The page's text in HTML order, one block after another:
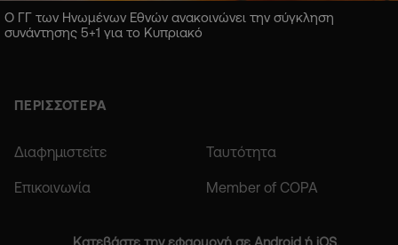
Ο ΓΓ των Ηνωμένων Εθνών ανακοινώνει την σύγκληση
συνάντησης 5+1 για το Κυπριακό
ΠΕΡΙΣΣΟΤΕΡΑ
Διαφημιστείτε Ταυτότητα
Επικοινωνία Member of COPA